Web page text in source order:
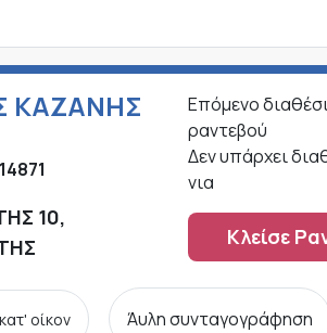
ΚΑΖΑΝΗΣ
10,
Επόμενο
ραντεβού
Δεν υπάρχει
νια
Κλείσε
οίκον Άυλη συνταγογράφηση